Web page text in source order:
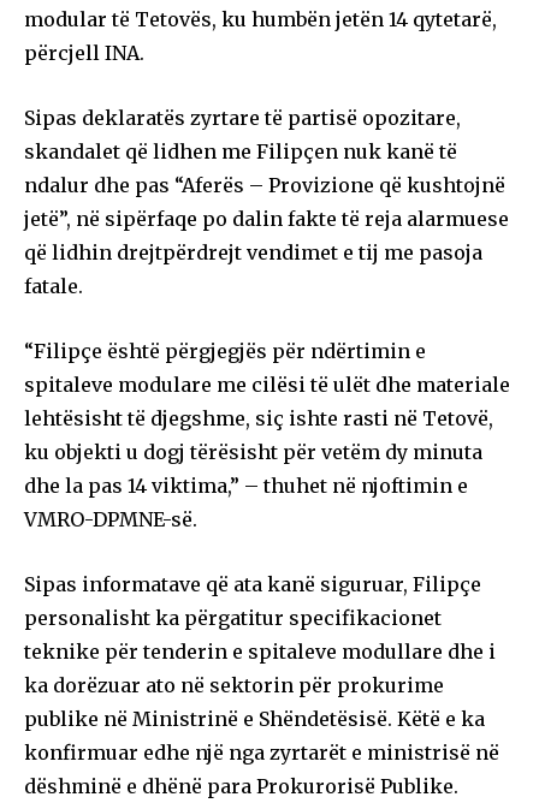
modular të Tetovës, ku humbën jetën 14 qytetarë,
përcjell INA.
Sipas deklaratës zyrtare të partisë opozitare,
skandalet që lidhen me Filipçen nuk kanë të
ndalur dhe pas “Aferës – Provizione që kushtojnë
jetë”, në sipërfaqe po dalin fakte të reja alarmuese
që lidhin drejtpërdrejt vendimet e tij me pasoja
fatale.
“Filipçe është përgjegjës për ndërtimin e
spitaleve modulare me cilësi të ulët dhe materiale
lehtësisht të djegshme, siç ishte rasti në Tetovë,
ku objekti u dogj tërësisht për vetëm dy minuta
dhe la pas 14 viktima,” – thuhet në njoftimin e
VMRO-DPMNE-së.
Sipas informatave që ata kanë siguruar, Filipçe
personalisht ka përgatitur specifikacionet
teknike për tenderin e spitaleve modullare dhe i
ka dorëzuar ato në sektorin për prokurime
publike në Ministrinë e Shëndetësisë. Këtë e ka
konfirmuar edhe një nga zyrtarët e ministrisë në
dëshminë e dhënë para Prokurorisë Publike.